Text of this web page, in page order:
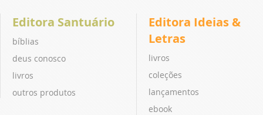
Editora Santuário
bíblias
deus conosco
livros
outros produtos
Editora Ideias &
Letras
livros
coleções
lançamentos
ebook